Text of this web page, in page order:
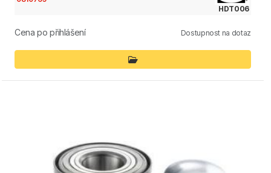
HDT006
Cena po přihlášení Dostupnost na dotaz